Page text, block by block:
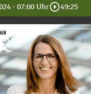
· 07:00 Uhrplay_circle_outline49:25